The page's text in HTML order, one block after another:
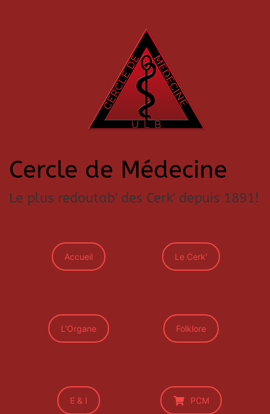
Cercle de Médecine
Le plus redoutab' des Cerk' depuis 1891!
Accueil Le Cerk'
L'Organe Folklore
E & I PCM